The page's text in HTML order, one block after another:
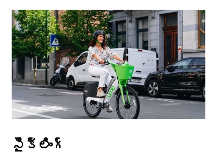
సైక్లింగ్